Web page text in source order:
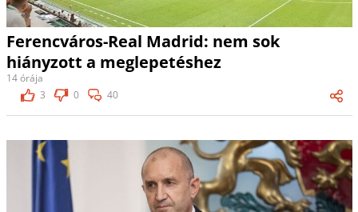
Ferencváros-Real Madrid: nem sok
hiányzott a meglepetéshez
14 órája
3
0 40